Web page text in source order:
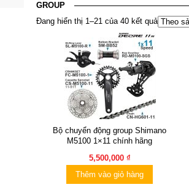
GROUP
Đang hiển thị 1–21 của 40 kết quả
Bộ chuyển động group Shimano
M5100 1×11 chính hãng
5,500,000 ₫
Thêm vào giỏ hàng